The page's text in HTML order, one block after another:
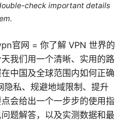
check important details
官网 = 你了解 VPN 世界的
我们用一个清晰、实用的路
中国及全球范围内如何正确
隐私、规避地域限制、提升
会给出一个一步步的使用指
题解答，以及实测数据和最